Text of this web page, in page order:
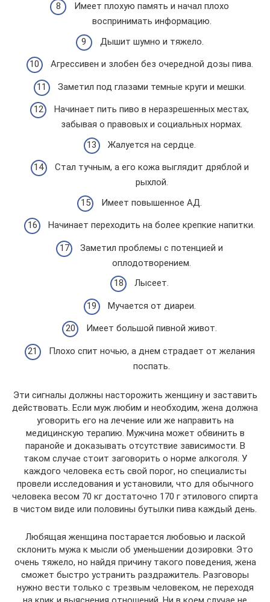
Имеет плохую память и начал плохо
воспринимать информацию.
Дышит шумно и тяжело.
Агрессивен и злобен без очередной дозы пива.
Заметил под глазами темные круги и мешки.
Начинает пить пиво в неразрешенных местах,
забывая о правовых и социальных нормах.
Жалуется на сердце.
Стал тучным, а его кожа выглядит дряблой и
рыхлой.
Имеет повышенное АД.
Начинает переходить на более крепкие напитки.
Заметил проблемы с потенцией и
оплодотворением.
Лысеет.
Мучается от диареи.
Имеет большой пивной живот.
Плохо спит ночью, а днем страдает от желания
поспать.
Эти сигналы должны насторожить женщину и заставить
действовать. Если муж любим и необходим, жена должна
уговорить его на лечение или же направить на
медицинскую терапию. Мужчина может обвинить в
паранойе и доказывать отсутствие зависимости. В
таком случае стоит заговорить о норме алкоголя. У
каждого человека есть свой порог, но специалисты
провели исследования и установили, что для обычного
человека весом 70 кг достаточно 170 г этилового спирта
в чистом виде или половины бутылки пива каждый день.
Любящая женщина постарается любовью и лаской
склонить мужа к мысли об уменьшении дозировки. Это
очень тяжело, но найдя причину такого поведения, жена
сможет быстро устранить раздражитель. Разговоры
нужно вести только с трезвым человеком, не переходя